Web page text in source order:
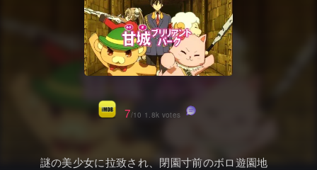
海外映画
国内TV番組・ドラマ
国内映画
アニメ
Netflix 人気ランキング
Netflix 全作品ラインナップ
Netflix配信作品カスタム検索
トレンド
Netflix・VOD総合News
謎の美少女に拉致され、閉園寸前のボロ遊園地
7/10 1.8k votes